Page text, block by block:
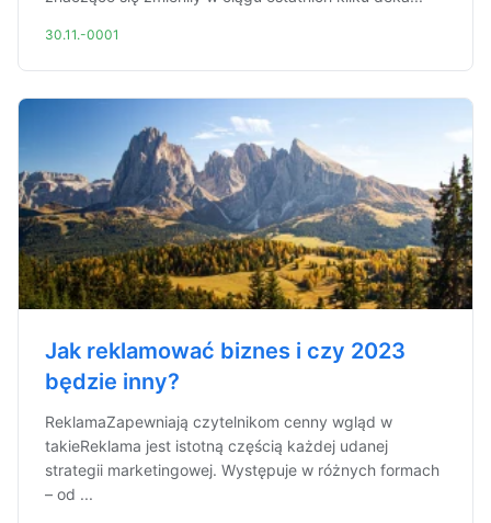
30.11.-0001
Jak reklamować biznes i czy 2023
będzie inny?
ReklamaZapewniają czytelnikom cenny wgląd w
takieReklama jest istotną częścią każdej udanej
strategii marketingowej. Występuje w różnych formach
– od ...